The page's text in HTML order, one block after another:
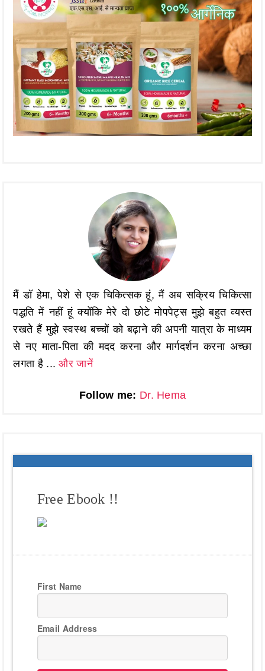
मैं डॉ हेमा, पेशे से एक चिकित्सक हूं, मैं अब सक्रिय चिकित्सा
पद्धति में नहीं हूं क्योंकि मेरे दो छोटे मोपपेट्स मुझे बहुत व्यस्त
रखते हैं मुझे स्वस्थ बच्चों को बढ़ाने की अपनी यात्रा के माध्यम
से नए माता-पिता की मदद करना और मार्गदर्शन करना अच्छा
लगता है ...और जानें
Follow me: Dr. Hema
Free Ebook !!
First Name
Email Address